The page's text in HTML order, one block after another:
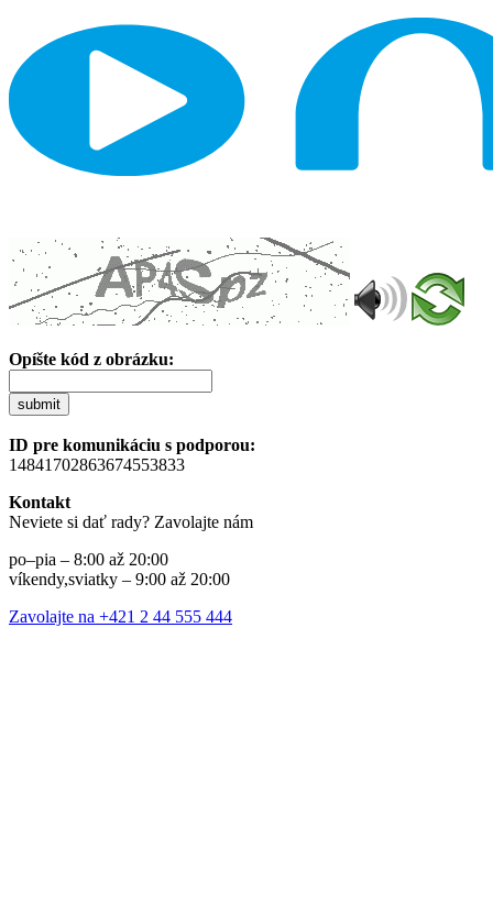
Opíšte kód z obrázku:
submit
ID pre komunikáciu s podporou:
14841702863674553833
Kontakt
Neviete si dať rady? Zavolajte nám
po–pia – 8:00 až 20:00
víkendy,sviatky – 9:00 až 20:00
Zavolajte na +421 2 44 555 444